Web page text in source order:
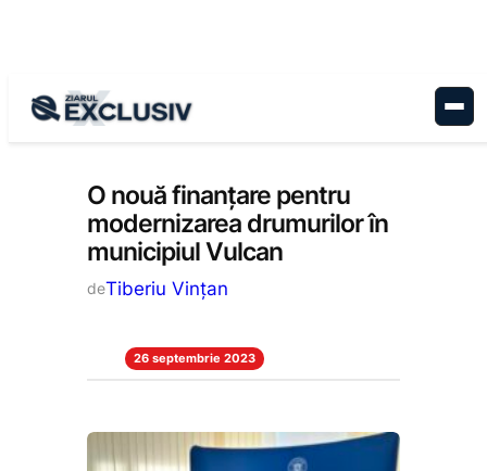
Administrație
O nouă finanțare pentru
modernizarea drumurilor în
municipiul Vulcan
deTiberiu Vințan
26 septembrie 2023